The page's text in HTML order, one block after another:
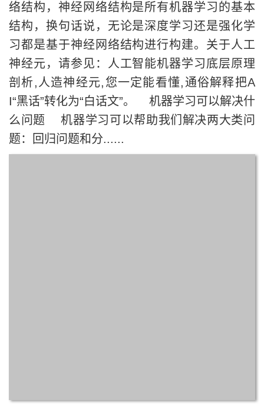
络结构，神经网络结构是所有机器学习的基本
结构，换句话说，无论是深度学习还是强化学
习都是基于神经网络结构进行构建。关于人工
神经元，请参见：人工智能机器学习底层原理
剖析,人造神经元,您一定能看懂,通俗解释把A
I“黑话”转化为“白话文”。 机器学习可以解决什
么问题 机器学习可以帮助我们解决两大类问
题：回归问题和分......